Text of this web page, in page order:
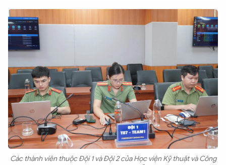
Các thành viên thuộc Đội 1 và Đội 2 của Học viện Kỹ thuật và Công